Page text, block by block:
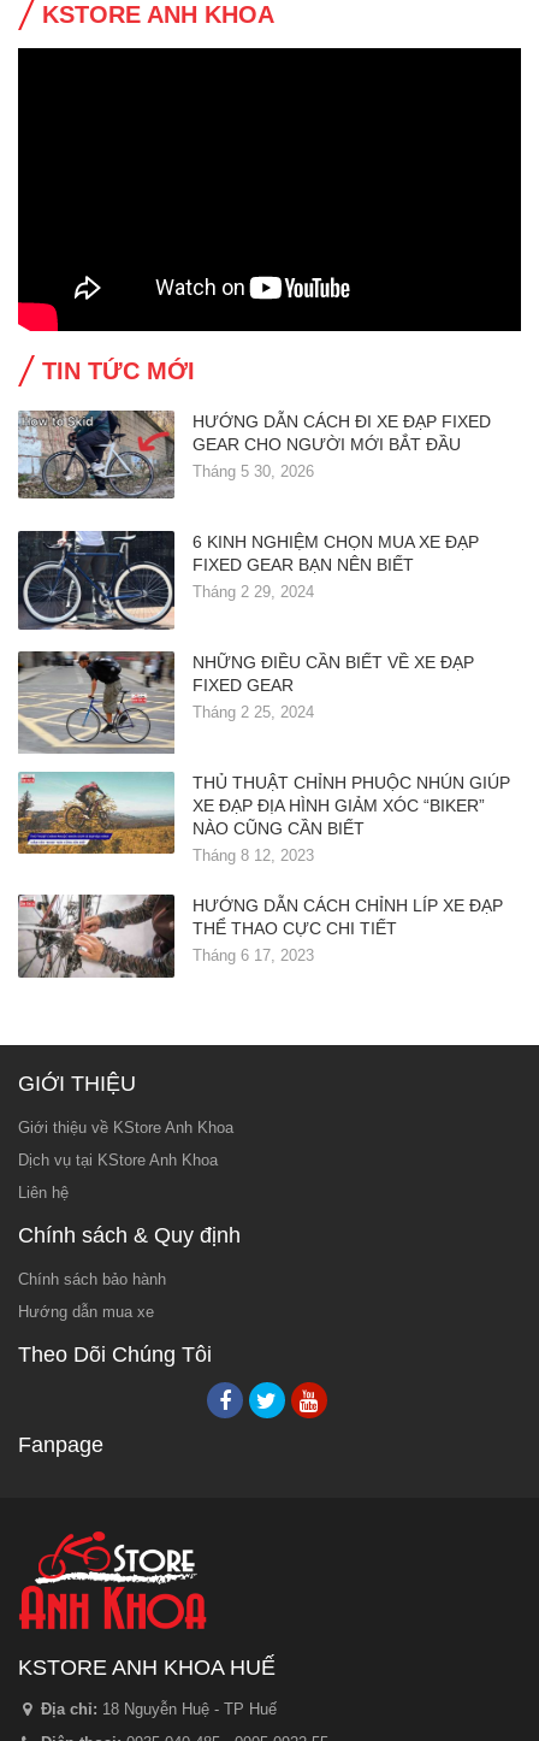
KSTORE ANH KHOA
TIN TỨC MỚI
HƯỚNG DẪN CÁCH ĐI XE ĐẠP FIXED
GEAR CHO NGƯỜI MỚI BẮT ĐẦU
Tháng 5 30, 2026
6 KINH NGHIỆM CHỌN MUA XE ĐẠP
FIXED GEAR BẠN NÊN BIẾT
Tháng 2 29, 2024
NHỮNG ĐIỀU CẦN BIẾT VỀ XE ĐẠP
FIXED GEAR
Tháng 2 25, 2024
THỦ THUẬT CHỈNH PHUỘC NHÚN GIÚP
XE ĐẠP ĐỊA HÌNH GIẢM XÓC “BIKER”
NÀO CŨNG CẦN BIẾT
Tháng 8 12, 2023
HƯỚNG DẪN CÁCH CHỈNH LÍP XE ĐẠP
THỂ THAO CỰC CHI TIẾT
Tháng 6 17, 2023
GIỚI THIỆU
Giới thiệu về KStore Anh Khoa
Dịch vụ tại KStore Anh Khoa
Liên hệ
Chính sách & Quy định
Chính sách bảo hành
Hướng dẫn mua xe
Theo Dõi Chúng Tôi
Fanpage
KSTORE ANH KHOA HUẾ
Địa chỉ: 18 Nguyễn Huệ - TP Huế